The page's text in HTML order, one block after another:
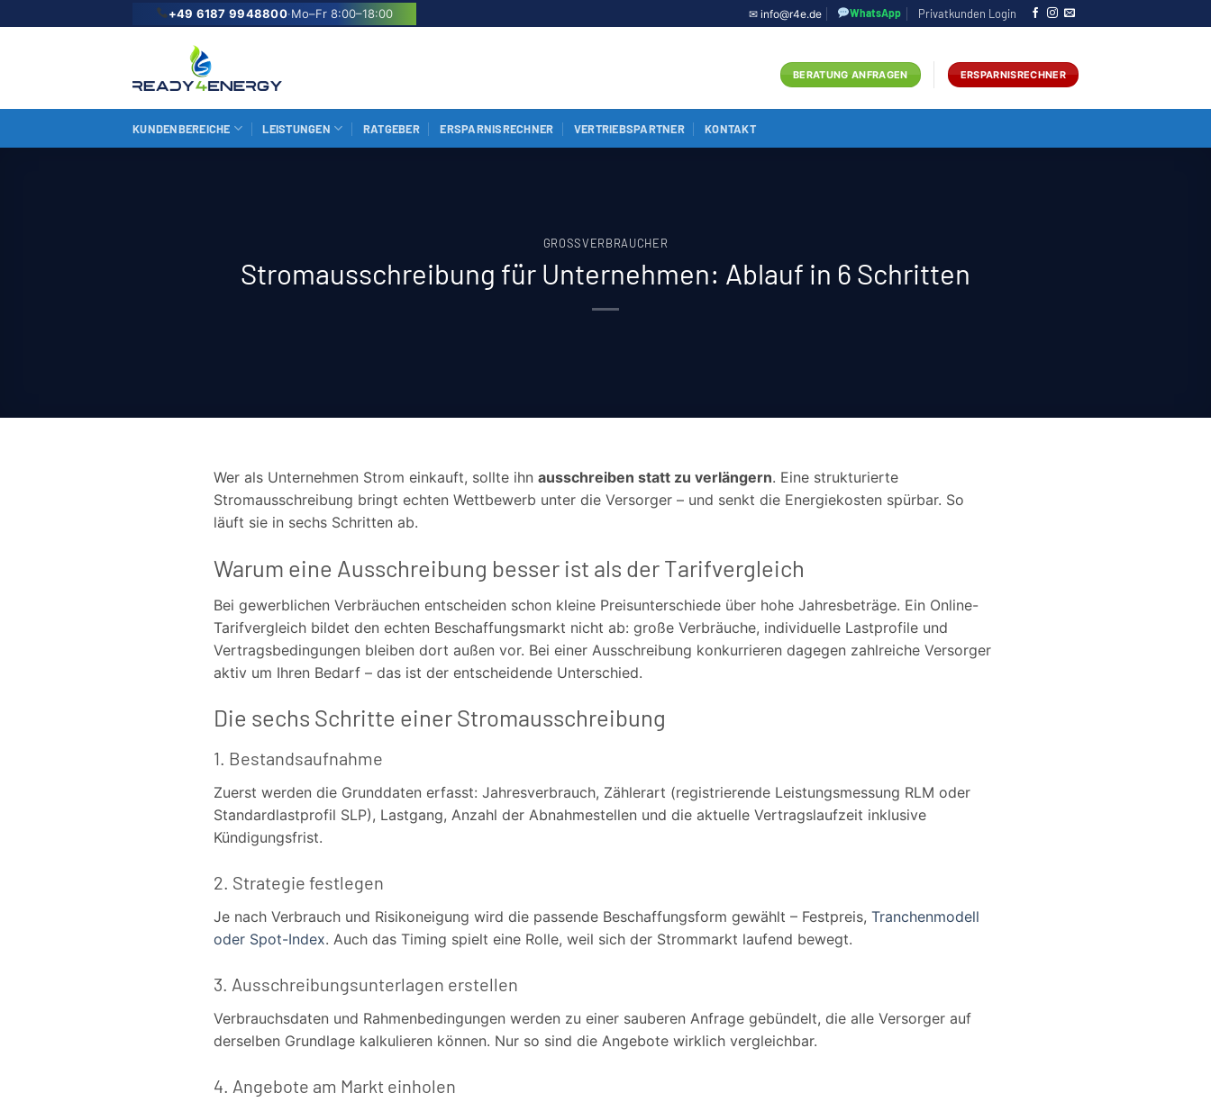
+49 6187 9948800·Mo–Fr 8:00–18:00 ✉ info@r4e.de WhatsApp Privatkunden Login
BERATUNG ANFRAGEN ERSPARNISRECHNER
KUNDENBEREICHE LEISTUNGEN RATGEBER ERSPARNISRECHNER VERTRIEBSPARTNER KONTAKT
GROSSVERBRAUCHER
Stromausschreibung für Unternehmen: Ablauf in 6 Schritten
Wer als Unternehmen Strom einkauft, sollte ihn ausschreiben statt zu verlängern. Eine strukturierte
Stromausschreibung bringt echten Wettbewerb unter die Versorger – und senkt die Energiekosten spürbar. So
läuft sie in sechs Schritten ab.
Warum eine Ausschreibung besser ist als der Tarifvergleich
Bei gewerblichen Verbräuchen entscheiden schon kleine Preisunterschiede über hohe Jahresbeträge. Ein Online-
Tarifvergleich bildet den echten Beschaffungsmarkt nicht ab: große Verbräuche, individuelle Lastprofile und
Vertragsbedingungen bleiben dort außen vor. Bei einer Ausschreibung konkurrieren dagegen zahlreiche Versorger
aktiv um Ihren Bedarf – das ist der entscheidende Unterschied.
Die sechs Schritte einer Stromausschreibung
1. Bestandsaufnahme
Zuerst werden die Grunddaten erfasst: Jahresverbrauch, Zählerart (registrierende Leistungsmessung RLM oder
Standardlastprofil SLP), Lastgang, Anzahl der Abnahmestellen und die aktuelle Vertragslaufzeit inklusive
Kündigungsfrist.
2. Strategie festlegen
Je nach Verbrauch und Risikoneigung wird die passende Beschaffungsform gewählt – Festpreis, Tranchenmodell
oder Spot-Index. Auch das Timing spielt eine Rolle, weil sich der Strommarkt laufend bewegt.
3. Ausschreibungsunterlagen erstellen
Verbrauchsdaten und Rahmenbedingungen werden zu einer sauberen Anfrage gebündelt, die alle Versorger auf
derselben Grundlage kalkulieren können. Nur so sind die Angebote wirklich vergleichbar.
4. Angebote am Markt einholen